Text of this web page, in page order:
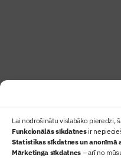
Lai nodrošinātu vislabāko pieredzi,
Funkcionālās sīkdatnesir
Statistikas sīkdatnes un anonīmā
Mārketinga sīkdatnes – arī no